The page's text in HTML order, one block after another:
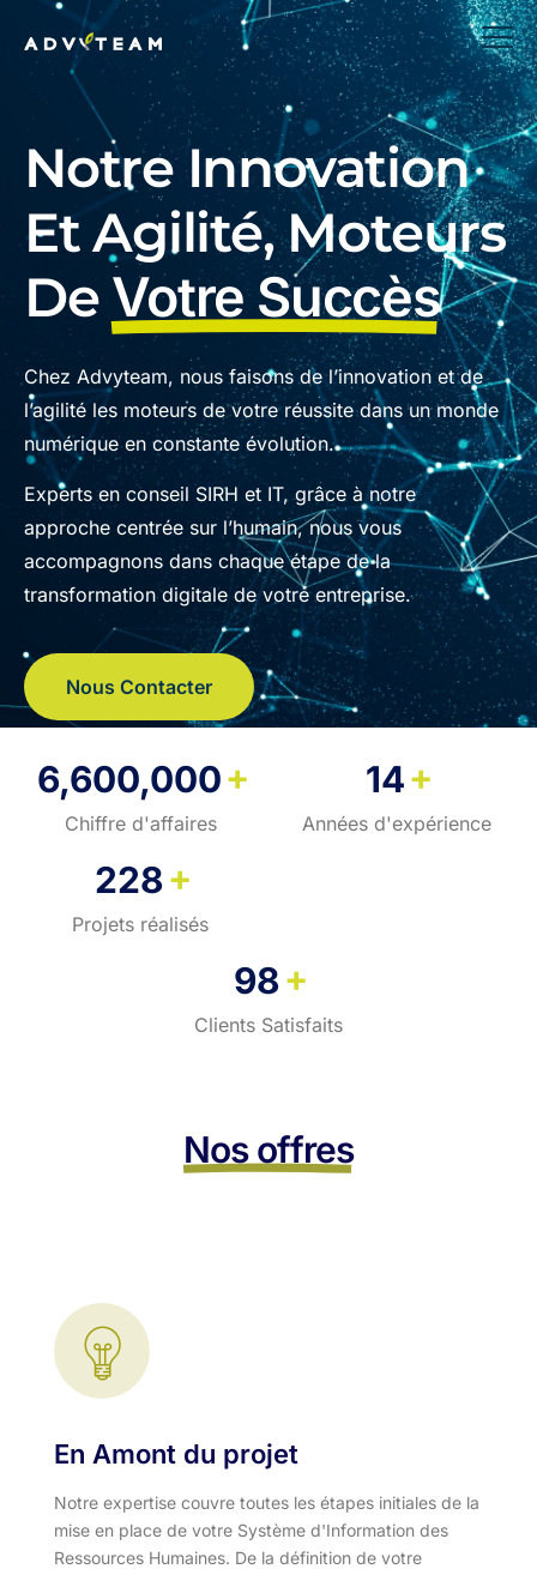
Notre Innovation
Et Agilité, Moteurs
De Votre Succès
Chez Advyteam, nous faisons de l’innovation et de
l’agilité les moteurs de votre réussite dans un monde
numérique en constante évolution.
Experts en conseil SIRH et IT, grâce à notre
approche centrée sur l’humain, nous vous
accompagnons dans chaque étape de la
transformation digitale de votre entreprise.
Nous Contacter
6,600,000+
Chiffre d'affaires
14+
Années d'expérience
228+
Projets réalisés
98+
Clients Satisfaits
Nos offres
En Amont du projet
Notre expertise couvre toutes les étapes initiales de la
mise en place de votre Système d'Information des
Ressources Humaines. De la définition de votre